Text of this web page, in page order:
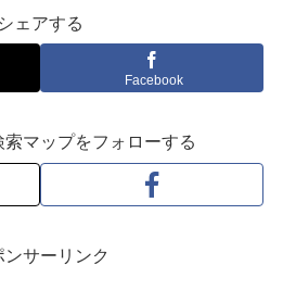
シェアする
Facebook
マップをフォローする
ンサーリンク